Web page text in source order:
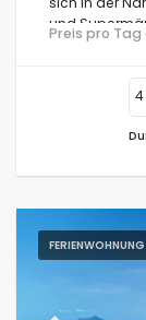
und
Levante
Preis pro
4
FERIENWOHNUNG